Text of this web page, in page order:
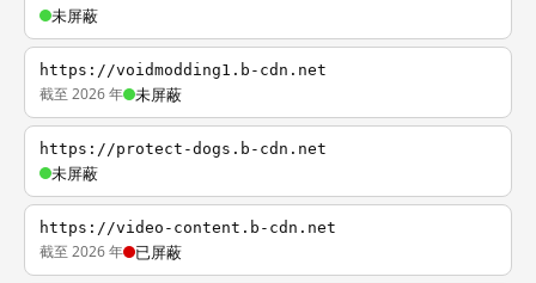
未屏蔽
https://voidmodding1.b-cdn.net
截至 2026 年 未屏蔽
https://protect-dogs.b-cdn.net
未屏蔽
https://video-content.b-cdn.net
截至 2026 年 已屏蔽